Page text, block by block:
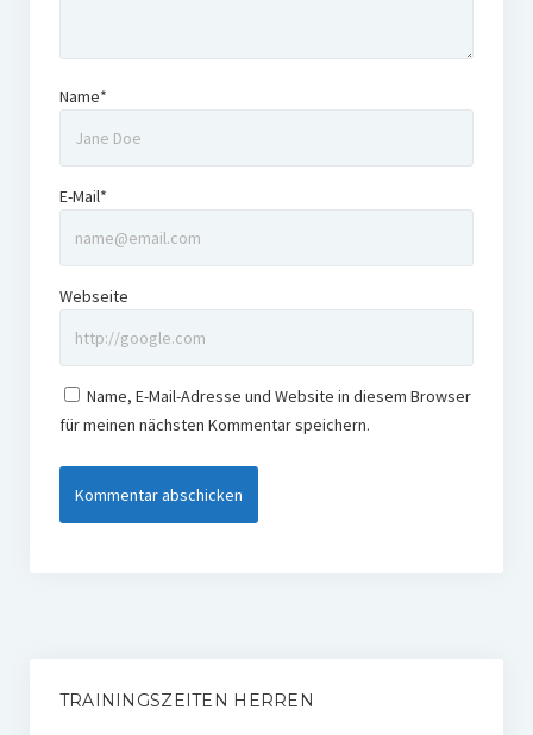
Name*
E-Mail*
Webseite
Name, E-Mail-Adresse und Website in diesem Browser
für meinen nächsten Kommentar speichern.
TRAININGSZEITEN HERREN